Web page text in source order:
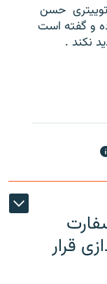
توییتری ‌ حسن
و گفته است
نکند .
قرار